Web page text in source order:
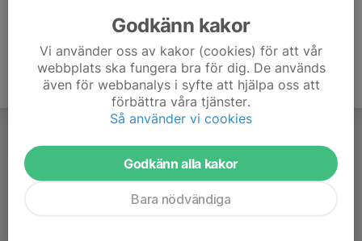
Godkänn kakor
Vi använder oss av kakor (cookies) för att vår
webbplats ska fungera bra för dig. De används
även för webbanalys i syfte att hjälpa oss att
förbättra våra tjänster.
Så använder vi cookies
Godkänn alla kakor
Bara nödvändiga